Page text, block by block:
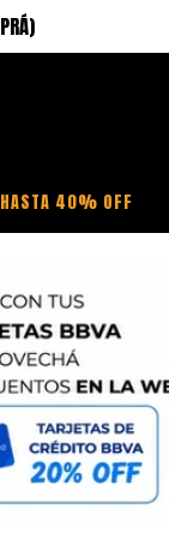
HASTA 40% OFF